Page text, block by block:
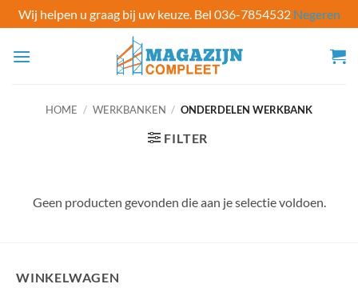
Wij helpen u graag bij uw keuze. Bel 036-7854532 Negeren
naar
HOME / WERKBANKEN / ONDERDELEN WERKBANK
FILTER
Geen producten gevonden die aan je selectie voldoen.
WINKELWAGEN